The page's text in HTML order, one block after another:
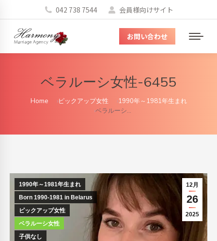
042 738 7544 会員様向けサイト
メ
ニ
お問い合わせ
ベラルーシ女性-6455
You are here:
Home ピックアップ女性
1990年～1981年生まれ
ベラルーシ…
12月
26
2025
1990年～1981年生まれ
Born 1990-1981 in Belarus
ピックアップ女性
ベラルーシ女性
子供なし